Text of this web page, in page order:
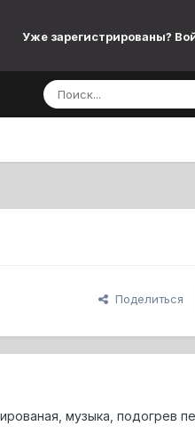
Уже зарегистрированы?
Поделиться
музыка, подогрев